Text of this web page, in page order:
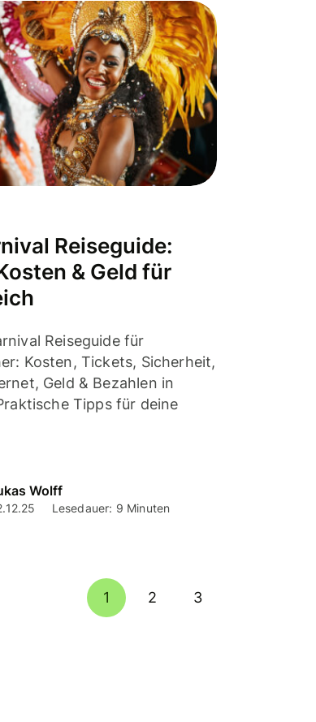
Reiseguide:
& Geld für
Reiseguide für
Kosten, Tickets, Sicherheit,
Geld & Bezahlen in
Tipps für deine
Wolff
Lesedauer: 9 Minuten
1 2 3